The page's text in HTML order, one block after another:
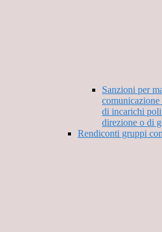
Sanzioni per
di incarichi
direzione o di
Rendiconti gruppi